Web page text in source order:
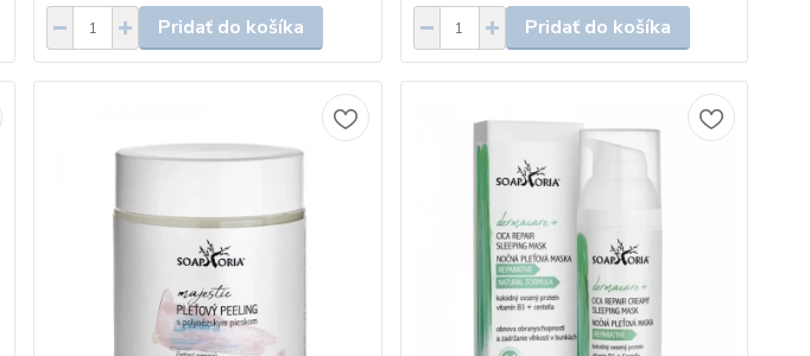
Pridať do košíka Pridať do košíka